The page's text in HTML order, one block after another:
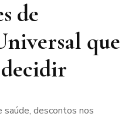
de
que
saúde, descontos nos